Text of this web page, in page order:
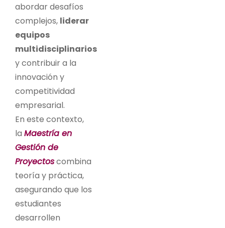
abordar desafíos
complejos, liderar
equipos
multidisciplinarios
y contribuir a la
innovación y
competitividad
empresarial.
En este contexto,
la Maestría en
Gestión de
Proyectoscombina
teoría y práctica,
asegurando que los
estudiantes
desarrollen